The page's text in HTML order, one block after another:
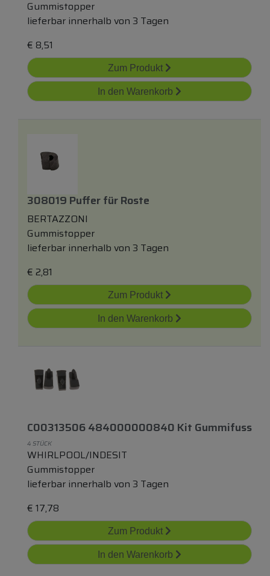
Gummistopper
lieferbar innerhalb von 3 Tagen
€ 8,51
Zum Produkt
In den Warenkorb
308019 PufferfürRoste
BERTAZZONI
Gummistopper
lieferbar innerhalb von 3 Tagen
€ 2,81
Zum Produkt
In den Warenkorb
C00313506 484000000840 Kit Gummifuss
4 STÜCK
WHIRLPOOL/INDESIT
Gummistopper
lieferbar innerhalb von 3 Tagen
€ 17,78
Zum Produkt
In den Warenkorb